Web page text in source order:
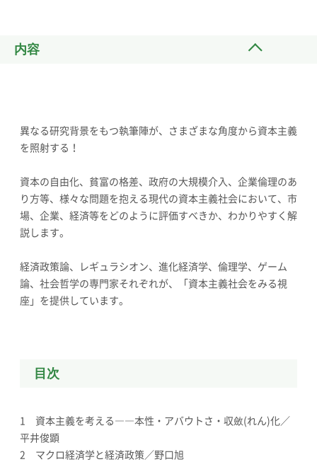
内容
異なる研究背景をもつ執筆陣が、さまざまな角度から資本主義
を照射する！
資本の自由化、貧富の格差、政府の大規模介入、企業倫理のあ
り方等、様々な問題を抱える現代の資本主義社会において、市
場、企業、経済等をどのように評価すべきか、わかりやすく解
説します。
経済政策論、レギュラシオン、進化経済学、倫理学、ゲーム
論、社会哲学の専門家それぞれが、「資本主義社会をみる視
座」を提供しています。
目次
1 資本主義を考える――本性・アバウトさ・収斂(れん)化／
平井俊顕
2 マクロ経済学と経済政策／野口旭